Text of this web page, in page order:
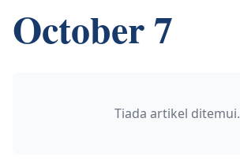
October 7
Tiada artikel ditemui.